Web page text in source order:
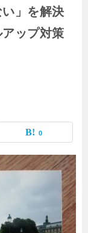
」を解決
ップ対策
0